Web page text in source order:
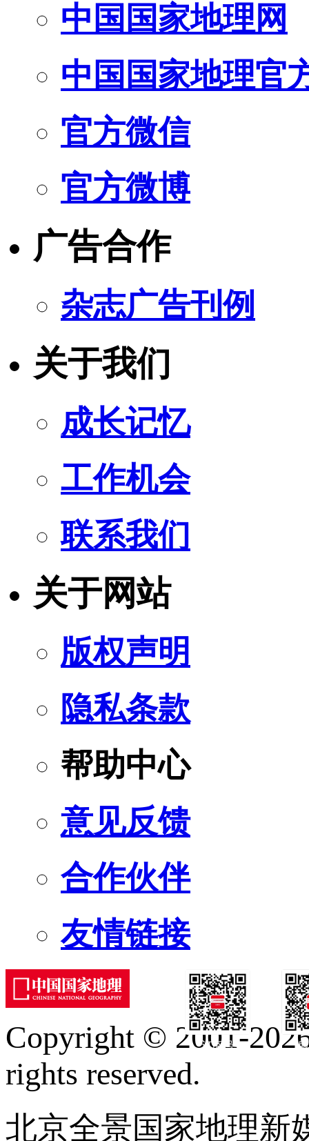
中国国家地理网
中国国家地理官
官方微信
官方微博
广告合作
杂志广告刊例
关于我们
成长记忆
工作机会
联系我们
关于网站
版权声明
隐私条款
帮助中心
意见反馈
合作伙伴
友情链接
订阅号
Copyright © 2001-
rights reserved.
北京全景国家地理新